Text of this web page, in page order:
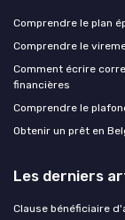
Comprendre le plan
Comprendre le
Comment écrire
financières
Comprendre le
Obtenir un prêt en
Les derniers
Clause bénéficiaire